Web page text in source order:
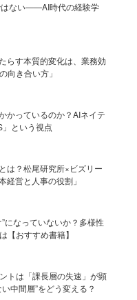
はない——AI時代の経験学
らす本質的変化は、業務効
向き合い方」
かっているのか？AIネイテ
という視点
は？松尾研究所×ビズリー
経営と人事の役割」
になっていないか？多様性
【おすすめ書籍】
トは「課長層の失速」が顕
中間層”をどう変える？